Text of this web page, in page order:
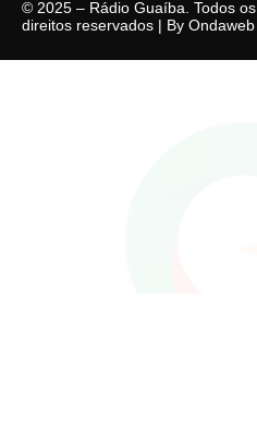
© 2025 – Rádio Guaíba. Todos os
direitos reservados | By Ondaweb